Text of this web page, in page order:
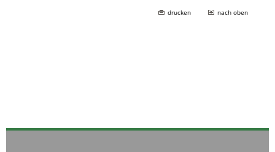
drucken nach oben